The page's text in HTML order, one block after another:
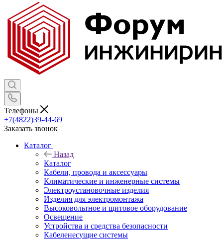
Телефоны
+7(4822)39-44-69
Заказать звонок
Каталог
Назад
Каталог
Кабели, провода и аксессуары
Климатические и инженерные системы
Электроустановочные изделия
Изделия для электромонтажа
Высоковольтное и щитовое оборудование
Освещение
Устройства и средства безопасности
Кабеленесущие системы